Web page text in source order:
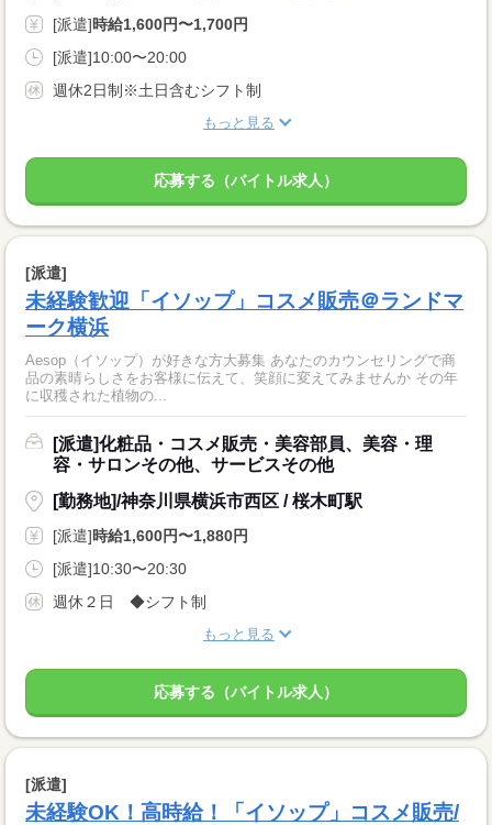
[派遣]時給1,600円〜1,700円
[派遣]10:00〜20:00
週休2日制※土日含むシフト制
もっと見る
応募する（バイトル求人）
[派遣]
未経験歓迎「イソップ」コスメ販売＠ランドマ
ーク横浜
Aesop（イソップ）が好きな方大募集 あなたのカウンセリングで商
品の素晴らしさをお客様に伝えて、笑顔に変えてみませんか その年
に収穫された植物の...
[派遣]化粧品・コスメ販売・美容部員、美容・理
容・サロンその他、サービスその他
[勤務地]/神奈川県横浜市西区 / 桜木町駅
[派遣]時給1,600円〜1,880円
[派遣]10:30〜20:30
週休２日 ◆シフト制
もっと見る
応募する（バイトル求人）
[派遣]
未経験OK！高時給！「イソップ」コスメ販売/